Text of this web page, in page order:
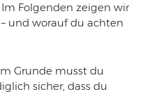
Folgenden zeigen wir
und worauf du achten
Grunde musst du
sicher, dass du